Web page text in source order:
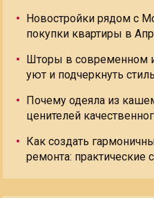
Новостройки рядом с
покупки квартиры в
Шторы в современном
уют и подчеркнуть
Почему одеяла из
ценителей
Как создать
ремонта: практические